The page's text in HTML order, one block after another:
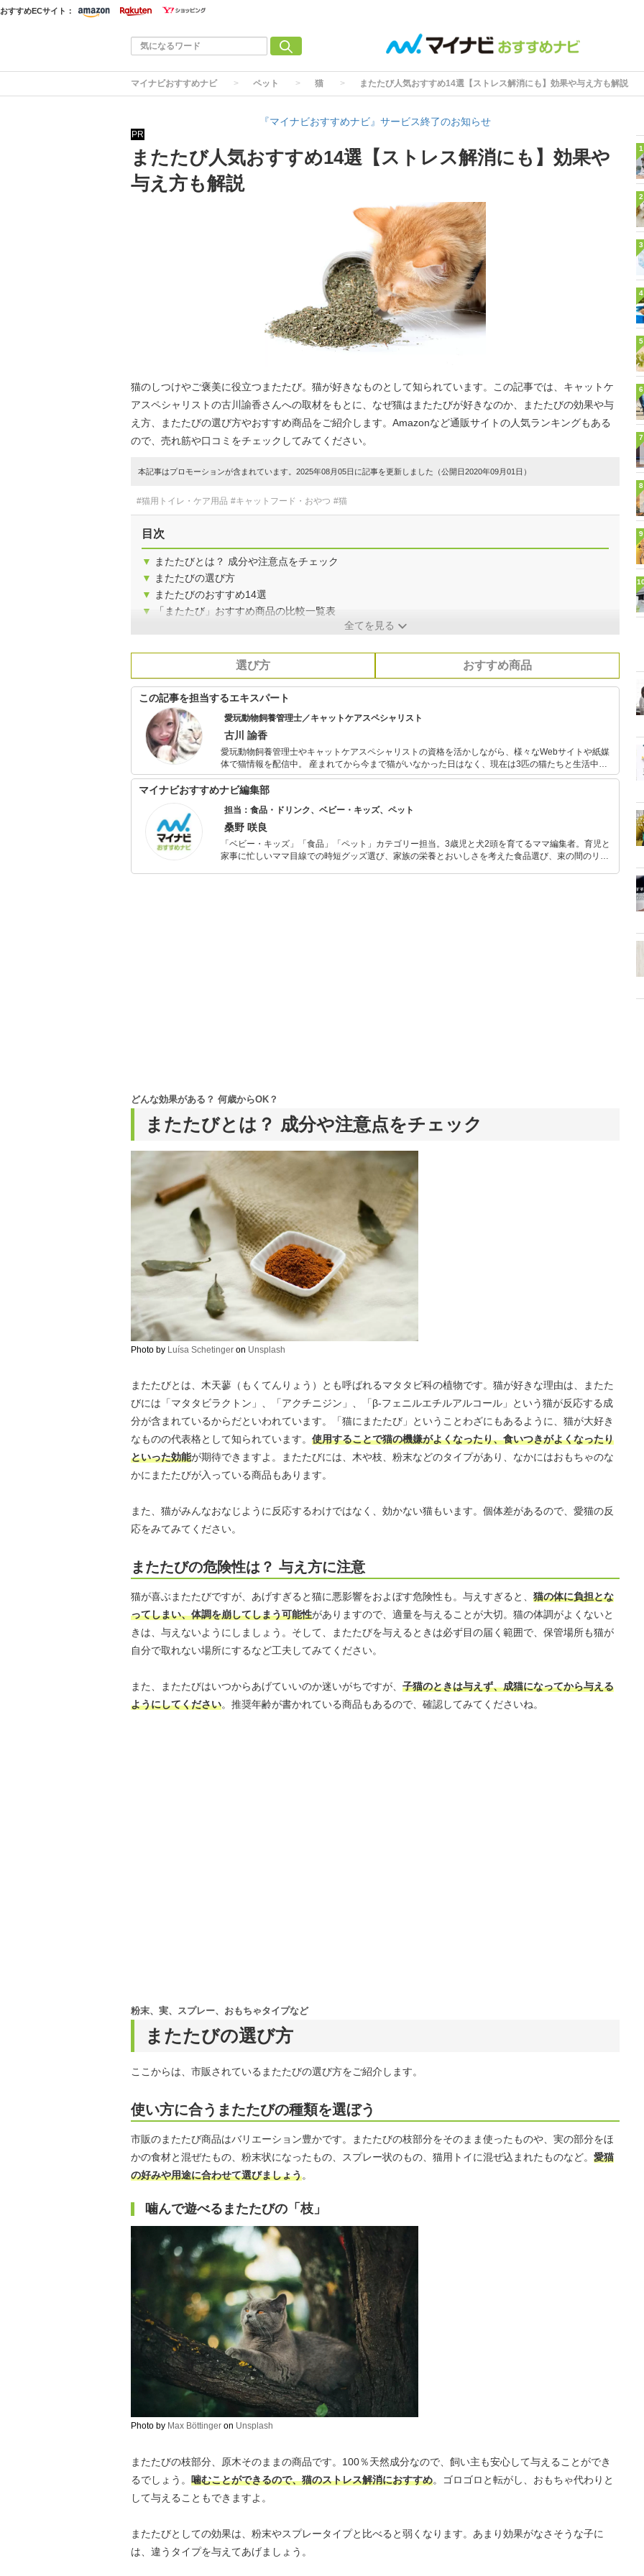
おすすめECサイト：
マイナビおすすめナビ ペット 猫 またたび人気おすすめ14選【ストレス解消にも】効果や与え方も解説
『マイナビおすすめナビ』サービス終了のお知らせ
PR
またたび人気おすすめ14選【ストレス解消にも】効果や
与え方も解説
猫のしつけやご褒美に役立つまたたび。猫が好きなものとして知られています。この記事では、キャットケ
アスペシャリストの古川諭香さんへの取材をもとに、なぜ猫はまたたびが好きなのか、またたびの効果や与
え方、またたびの選び方やおすすめ商品をご紹介します。Amazonなど通販サイトの人気ランキングもある
ので、売れ筋や口コミをチェックしてみてください。
本記事はプロモーションが含まれています。2025年08月05日に記事を更新しました（公開日2020年09月01日）
#猫用トイレ・ケア用品 #キャットフード・おやつ #猫
目次
▼
またたびとは？ 成分や注意点をチェック
▼
またたびの選び方
▼
またたびのおすすめ14選
▼
「またたび」おすすめ商品の比較一覧表
全てを見る
選び方 おすすめ商品
この記事を担当するエキスパート
愛玩動物飼養管理士／キャットケアスペシャリスト
古川 諭香
愛玩動物飼養管理士やキャットケアスペシャリストの資格を活かしながら、様々なWebサイトや紙媒
体で猫情報を配信中。 産まれてから今まで猫がいなかった日はなく、現在は3匹の猫たちと生活中。
「猫と人間が幸せに暮らす」をテーマに、猫が喜ぶ注文住宅も建築済み。
マイナビおすすめナビ編集部
担当：食品・ドリンク、ベビー・キッズ、ペット
桑野 咲良
「ベビー・キッズ」「食品」「ペット」カテゴリー担当。3歳児と犬2頭を育てるママ編集者。育児と
家事に忙しいママ目線での時短グッズ選び、家族の栄養とおいしさを考えた食品選び、束の間のリラ
またたびとは？ 成分や注意点をチェック
どんな効果がある？ 何歳からOK？
Photo by Luísa Schetinger on Unsplash
またたびとは、木天蓼（もくてんりょう）とも呼ばれるマタタビ科の植物です。猫が好きな理由は、またた
びには「マタタビラクトン」、「アクチニジン」、「β-フェニルエチルアルコール」という猫が反応する成
分が含まれているからだといわれています。「猫にまたたび」ということわざにもあるように、猫が大好き
なものの代表格として知られています。 使用することで猫の機嫌がよくなったり、食いつきがよくなったり
といった効能が期待できますよ。またたびには、木や枝、粉末などのタイプがあり、なかにはおもちゃのな
かにまたたびが入っている商品もあります。
また、猫がみんなおなじように反応するわけではなく、効かない猫もいます。個体差があるので、愛猫の反
応をみてみてください。
またたびの危険性は？ 与え方に注意
猫が喜ぶまたたびですが、あげすぎると猫に悪影響をおよぼす危険性も。与えすぎると、 猫の体に負担とな
ってしまい、体調を崩してしまう可能性がありますので、適量を与えることが大切。猫の体調がよくないと
きは、与えないようにしましょう。そして、またたびを与えるときは必ず目の届く範囲で、保管場所も猫が
自分で取れない場所にするなど工夫してみてください。
また、またたびはいつからあげていいのか迷いがちですが、 子猫のときは与えず、成猫になってから与える
ようにしてください。推奨年齢が書かれている商品もあるので、確認してみてくださいね。
またたびの選び方
粉末、実、スプレー、おもちゃタイプなど
ここからは、市販されているまたたびの選び方をご紹介します。
使い方に合うまたたびの種類を選ぼう
市販のまたたび商品はバリエーション豊かです。またたびの枝部分をそのまま使ったものや、実の部分をほ
かの食材と混ぜたもの、粉末状になったもの、スプレー状のもの、猫用トイに混ぜ込まれたものなど。 愛猫
の好みや用途に合わせて選びましょう。
噛んで遊べるまたたびの「枝」
Photo by Max Böttinger on Unsplash
またたびの枝部分、原木そのままの商品です。100％天然成分なので、飼い主も安心して与えることができ
るでしょう。 噛むことができるので、猫のストレス解消におすすめ。ゴロゴロと転がし、おもちゃ代わりと
して与えることもできますよ。
またたびとしての効果は、粉末やスプレータイプと比べると弱くなります。あまり効果がなさそうな子に
は、違うタイプを与えてあげましょう。
1
2
3
4
5
6
7
8
9